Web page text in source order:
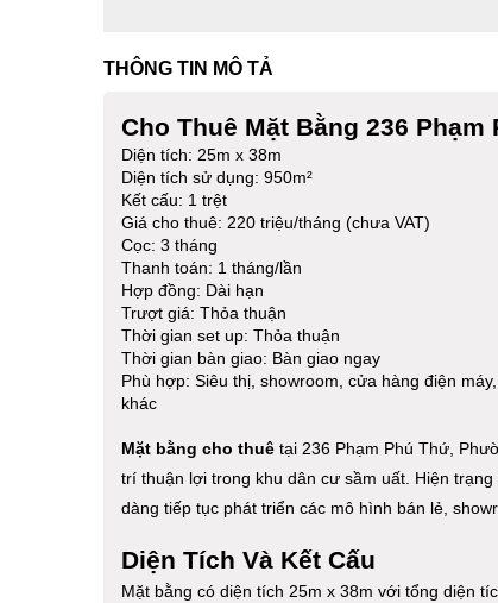
THÔNG TIN MÔ TẢ
Cho Thuê Mặt Bằng 236
Diện tích: 25m x 38m
Diện tích sử dụng: 950m²
Kết cấu: 1 trệt
Giá cho thuê: 220 triệu/tháng (chưa VAT)
Cọc: 3 tháng
Thanh toán: 1 tháng/lần
Hợp đồng: Dài hạn
Trượt giá: Thỏa thuận
Thời gian set up: Thỏa thuận
Thời gian bàn giao: Bàn giao ngay
Phù hợp: Siêu thị, showroom, cửa hàng điện
khác
Mặt bằng cho thuê tại 236 Phạm Phú Thứ,
trí thuận lợi trong khu dân cư sầm uất. Hiện
dàng tiếp tục phát triển các mô hình bán lẻ,
Diện Tích Và Kết Cấu
Mặt bằng có diện tích 25m x 38m với tổng diện